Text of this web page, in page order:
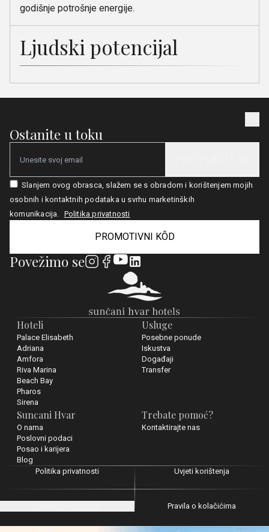
godišnje potrošnje energije.
Ljudski potencijal
Hoteli
Palace Elisabeth
Adriana
Amfora
Riva Marina
Beach Bay
Pharos
Sirena
Usluge
Posebne ponude
Iskustva
Događaji
Transfer
Suncani Hvar
O nama
Poslovni podaci
Posao i karijera
Blog
Trebate pomoć?
Kontaktirajte nas
Ostanite u toku
Email
Slanjem ovog obrasca, slažem se s obradom i korištenjem mojih
osobnih i kontaktnih podataka u svrhu marketinških
komunikacija. Politika privatnosti
PROMOTIVNI KÔD
Povežimo se
Politika privatnosti Uvjeti korištenja
Pravila o kolačićima